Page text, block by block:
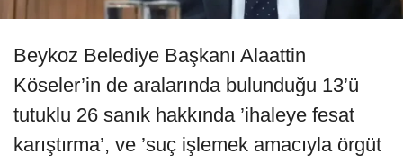
Beykoz Belediye Başkanı Alaattin
Köseler’in de aralarında bulunduğu 13’ü
tutuklu 26 sanık hakkında ’ihaleye fesat
karıştırma’, ve ’suç işlemek amacıyla örgüt